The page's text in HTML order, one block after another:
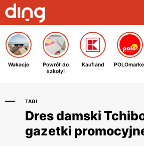
Wakacje
Powrót do
szkoły!
Kaufland
TAGI
Dres damski
gazetki